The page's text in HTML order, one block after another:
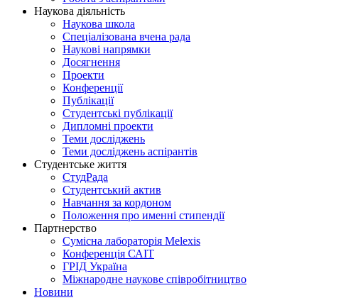
Наукова діяльність
Наукова школа
Спеціалізована вчена рада
Наукові напрямки
Досягнення
Проекти
Конференції
Публікації
Студентські публікації
Дипломні проекти
Теми досліджень
Теми досліджень аспірантів
Студентське життя
СтудРада
Студентський актив
Навчання за кордоном
Положення про именні стипендії
Партнерство
Сумісна лабораторія Melexis
Конференція САІТ
ГРІД Україна
Міжнародне наукове співробітництво
Новини